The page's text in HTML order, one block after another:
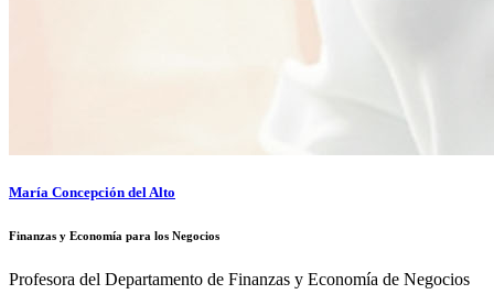
María Concepción del Alto
Finanzas y Economía para los Negocios
Profesora del Departamento de Finanzas y Economía de Negocios